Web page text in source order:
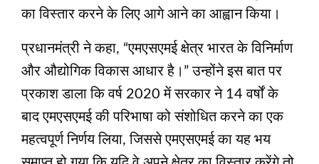
का विस्तार करने के लिए आगे आने का आह्वान किया।
प्रधानमंत्री ने कहा, “एमएसएमई क्षेत्र भारत के विनिर्माण
और औद्योगिक विकास आधार है।” उन्होंने इस बात पर
प्रकाश डाला कि वर्ष 2020 में सरकार ने 14 वर्षों के
बाद एमएसएमई की परिभाषा को संशोधित करने का एक
महत्वपूर्ण निर्णय लिया, जिससे एमएसएमई का यह भय